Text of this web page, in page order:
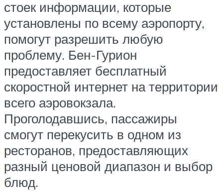
стоек информации, которые
установлены по всему аэропорту,
помогут разрешить любую
проблему. Бен-Гурион
предоставляет бесплатный
скоростной интернет на территории
всего аэровокзала.
Проголодавшись, пассажиры
смогут перекусить в одном из
ресторанов, предоставляющих
разный ценовой диапазон и выбор
блюд.